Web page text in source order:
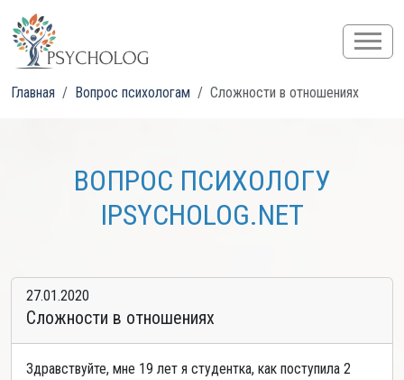
Главная Вопрос психологам Сложности в отношениях
ВОПРОС ПСИХОЛОГУ
IPSYCHOLOG.NET
27.01.2020
Сложности в отношениях
Здравствуйте, мне 19 лет я студентка, как поступила 2